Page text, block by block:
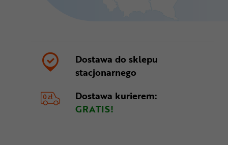
Dostawa do sklepu
stacjonarnego
Dostawa kurierem:
GRATIS!